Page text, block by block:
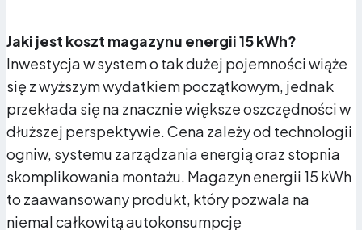
Niższe rachunki za prąd
Gromadząc energię w akumulatorze, unikasz
Jaki jest koszt magazynu energii 15 kWh?
Inwestycja w system o tak dużej pojemności wiąże
się z wyższym wydatkiem początkowym, jednak
przekłada się na znacznie większe oszczędności w
dłuższej perspektywie. Cena zależy od technologii
ogniw, systemu zarządzania energią oraz stopnia
skomplikowania montażu. Magazyn energii 15 kWh
to zaawansowany produkt, który pozwala na
niemal całkowitą autokonsumpcję